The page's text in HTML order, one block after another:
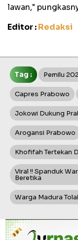
lawan,"
Editor :Redaksi
Tag : Pemilu
Capres Prabowo
Jokowi Dukung
Arogansi Prabowo
Khofifah Tertekan
Viral !! Spanduk
Beretika
Warga Madura